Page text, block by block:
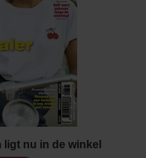
ligt nu in de winkel